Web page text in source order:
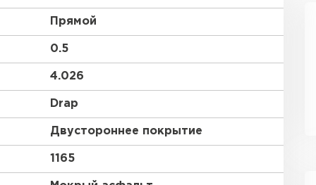
Прямой
0.5
4.026
Drap
Двустороннее покрытие
1165